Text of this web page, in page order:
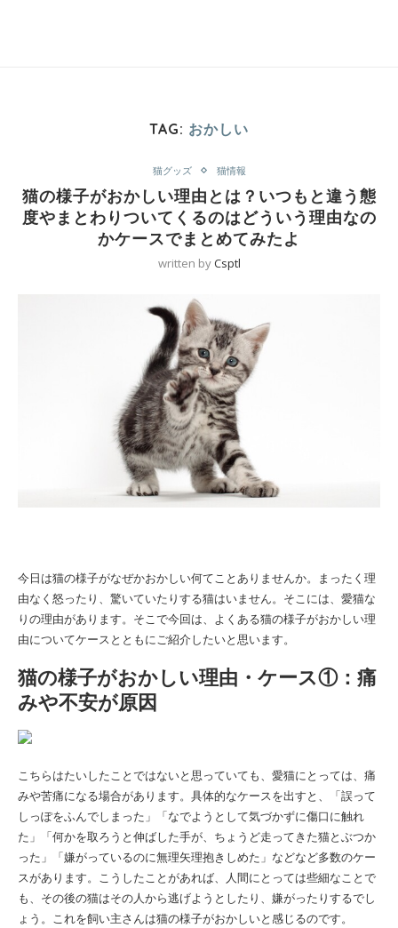
TAG: おかしい
猫グッズ 猫情報
猫の様子がおかしい理由とは？いつもと違う態
度やまとわりついてくるのはどういう理由なの
かケースでまとめてみたよ
written byCsptl
今日は猫の様子がなぜかおかしい何てことありませんか。まったく理
由なく怒ったり、驚いていたりする猫はいません。そこには、愛猫な
りの理由があります。そこで今回は、よくある猫の様子がおかしい理
由についてケースとともにご紹介したいと思います。
猫の様子がおかしい理由・ケース①：痛
みや不安が原因
こちらはたいしたことではないと思っていても、愛猫にとっては、痛
みや苦痛になる場合があります。具体的なケースを出すと、「誤って
しっぽをふんでしまった」「なでようとして気づかずに傷口に触れ
た」「何かを取ろうと伸ばした手が、ちょうど走ってきた猫とぶつか
った」「嫌がっているのに無理矢理抱きしめた」などなど多数のケー
スがあります。こうしたことがあれば、人間にとっては些細なことで
も、その後の猫はその人から逃げようとしたり、嫌がったりするでし
ょう。これを飼い主さんは猫の様子がおかしいと感じるのです。